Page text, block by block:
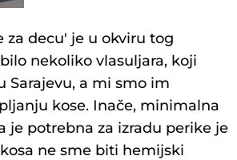
za decu' je u okviru tog
nekoliko vlasuljara, koji
Sarajevu, a mi smo im
kose. Inače, minimalna
je potrebna za izradu perike je
ne sme biti hemijski